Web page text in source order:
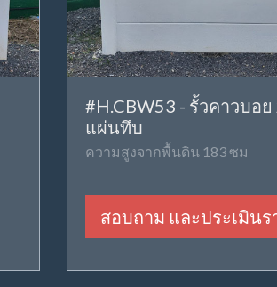
#H.CBW53 - รั้วคาวบอ
แผ่นทึบ
ความสูงจากพื้นดิน 183 ซม
สอบถาม และประเมินร